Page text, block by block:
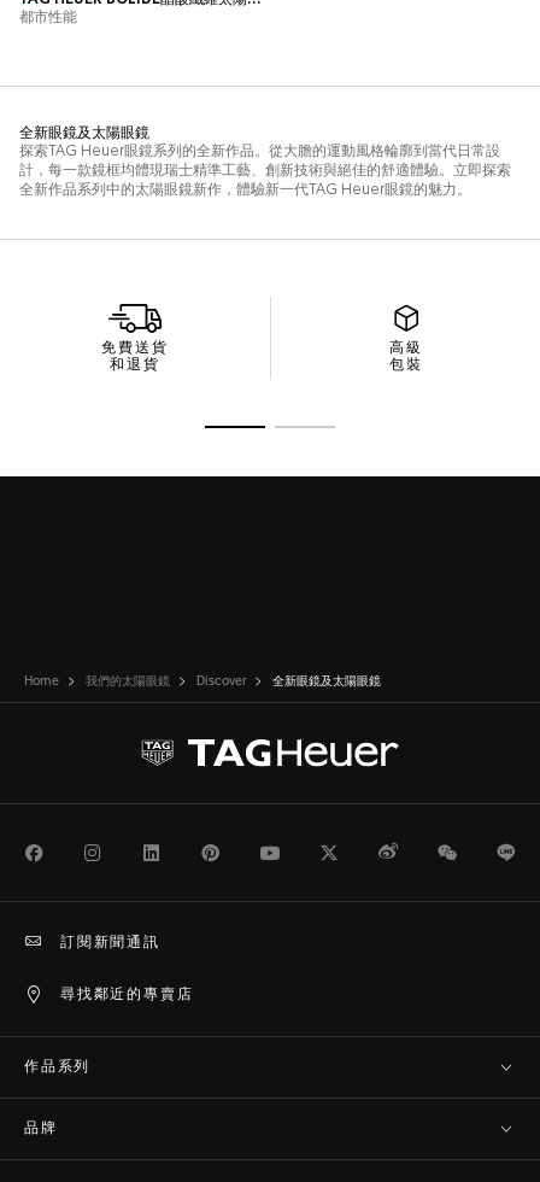
免費送貨
和退貨
高級
包裝
Home 我們的太陽眼鏡 Discover 全新眼鏡及太陽眼鏡
FacebookInstagramLinkedInPinterestYoutubeTwitterWeiboWeChat
尋找鄰近的專賣店
訂閱新聞通訊
作品系列
品牌